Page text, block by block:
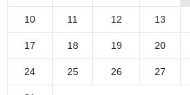
10 11 12 13
17 18 19 20
24 25 26 27